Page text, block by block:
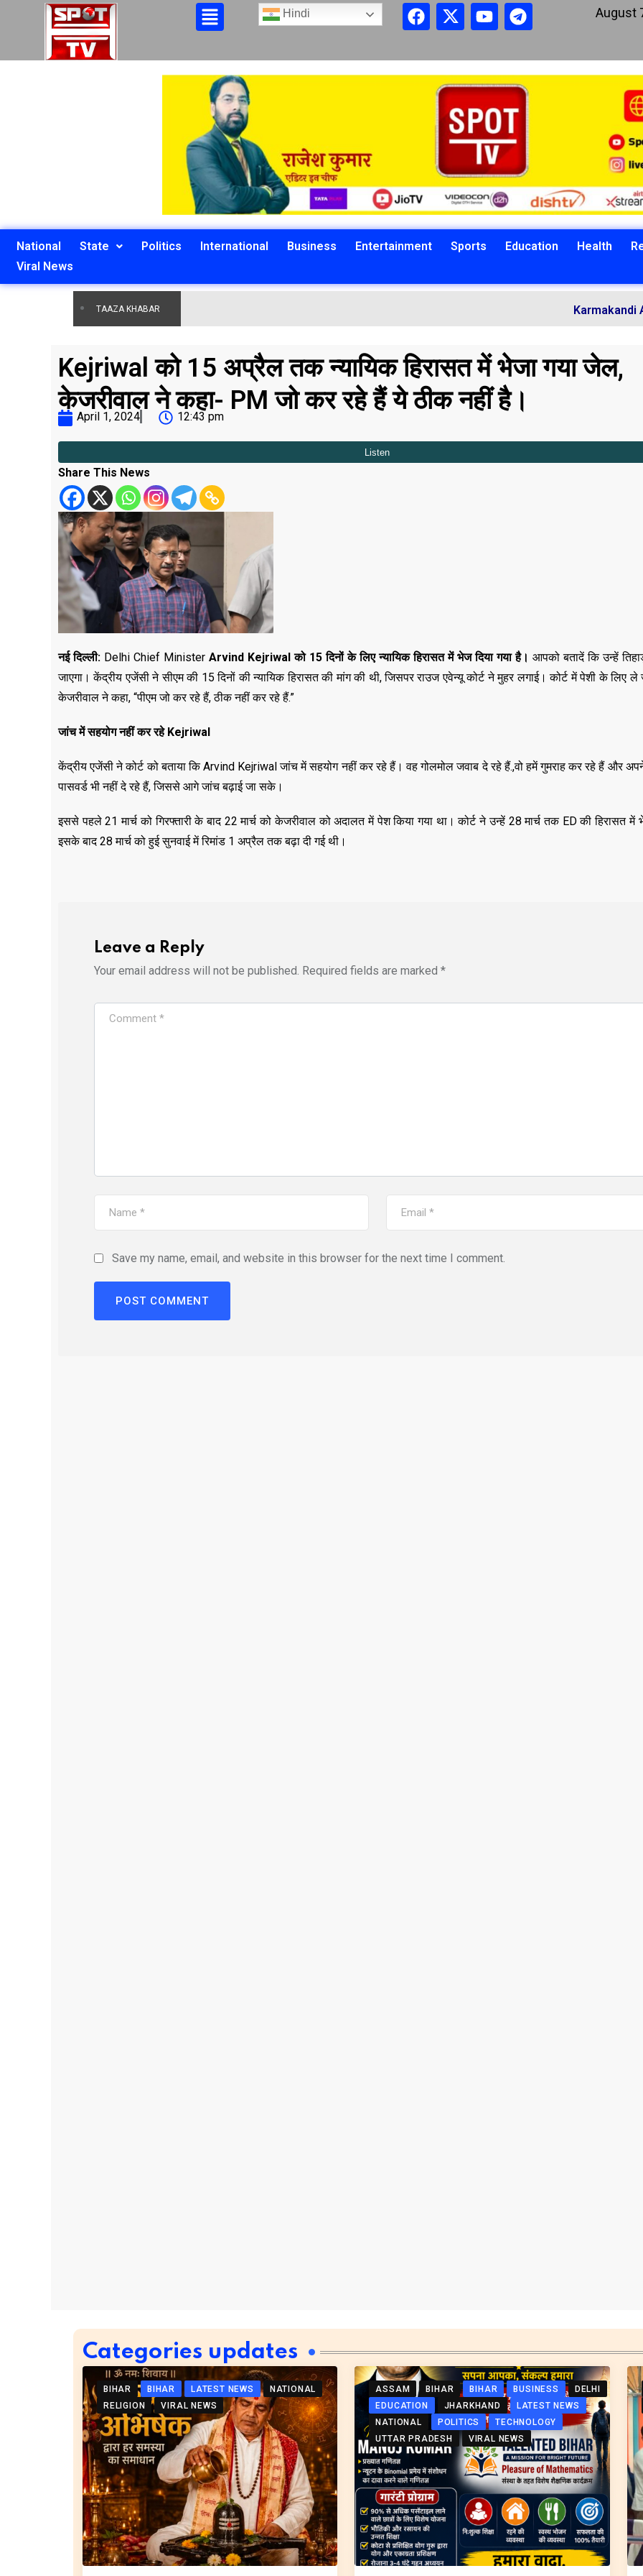
Hindi August
National State Politics International Business Entertainment Sports Education Health
Viral News
TAAZA KHABAR Karmakandi Acharya
Kejriwal को 15 अप्रैल तक न्यायिक हिरासत में भेजा गया जेल,
केजरीवाल ने कहा- PM जो कर रहे हैं ये ठीक नहीं है।
April 1, 2024 12:43 pm
Share This News
नई दिल्ली: Delhi Chief MinisterArvind Kejriwalको 15दिनों के लिए न्यायिक हिरासत में भेज दिया गया है। आपको बतादें कि उन्हें
जाएगा। केंद्रीय एजेंसी ने सीएम की 15 दिनों की न्यायिक हिरासत की मांग की थी, जिसपर राउज एवेन्यू कोर्ट ने मुहर लगाई। कोर्ट में पेशी के लिए ले
केजरीवाल ने कहा, “पीएम जो कर रहे हैं, ठीक नहीं कर रहे हैं.”
जांच में सहयोग नहीं कर रहे Kejriwal
केंद्रीय एजेंसी ने कोर्ट को बताया कि Arvind Kejriwal जांच में सहयोग नहीं कर रहे हैं। वह गोलमोल जवाब दे रहे हैं.,वो हमें गुमराह कर रहे हैं और
पासवर्ड भी नहीं दे रहे हैं, जिससे आगे जांच बढ़ाई जा सके।
इससे पहले 21 मार्च को गिरफ्तारी के बाद 22 मार्च को केजरीवाल को अदालत में पेश किया गया था। कोर्ट ने उन्हें 28 मार्च तक ED की हिरासत में
इसके बाद 28 मार्च को हुई सुनवाई में रिमांड 1 अप्रैल तक बढ़ा दी गई थी।
Leave a Reply
Your email address will not be published. Required fields are marked *
Save my name, email, and website in this browser for the next time I comment.
,TECHNOLOGY,
Categories updates
BIHAR BIHAR LATEST NEWS
NATIONAL
RELIGION
VIRAL NEWS
ASSAM BIHAR BIHAR BUSINESS
DELHI
EDUCATION
JHARKHAND
LATEST NEWS
NATIONAL
POLITICS
TECHNOLOGY
UTTAR PRADESH
VIRAL NEWS